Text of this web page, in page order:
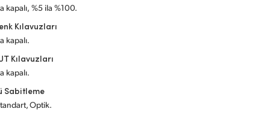
kapalı, %5 ila %100.
Kılavuzları
kapalı.
Kılavuzları
kapalı.
Sabitleme
Optik.